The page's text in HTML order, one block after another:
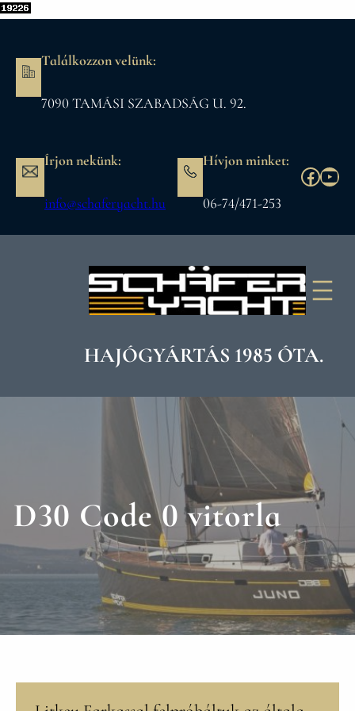
Találkozzon velünk:
7090 TAMÁSI SZABADSÁG U. 92.
Írjon nekünk:
info@schaferyacht.hu
Hívjon minket:
06-74/471-253
HAJÓGYÁRTÁS 1985 ÓTA.
D30 Code 0 vitorla